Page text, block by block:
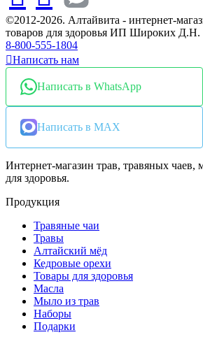
©2012-2026. Алтайвита - интернет-
товаров для здоровья ИП Широких Д.Н.
8-800-555-1804
Написать нам
Написать в WhatsApp
Написать в MAX
Интернет-магазин трав, травяных чаев,
для здоровья.
Продукция
Травяные чаи
Травы
Алтайский мёд
Кедровые орехи
Товары для здоровья
Масла
Мыло из трав
Наборы
Подарки